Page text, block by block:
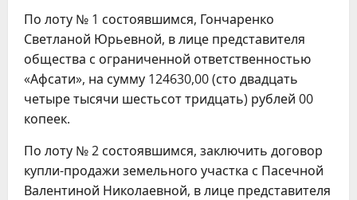
По лоту № 1 состоявшимся, Гончаренко
Светланой Юрьевной, в лице представителя
общества с ограниченной ответственностью
«Афсати», на сумму 124630,00 (сто двадцать
четыре тысячи шестьсот тридцать) рублей 00
копеек.
По лоту № 2 состоявшимся, заключить договор
купли-продажи земельного участка с Пасечной
Валентиной Николаевной, в лице представителя